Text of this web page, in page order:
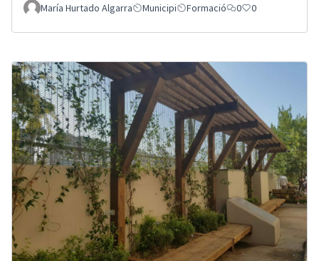
María Hurtado Algarra Municipi Formació 0 0